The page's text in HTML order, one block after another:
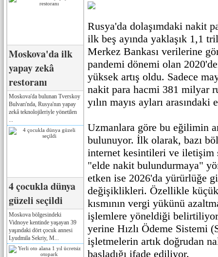
Moskova'da ilk
yapay zekâ
restoranı
Moskova'da bulunan Tverskoy
Bulvarı'nda, Rusya'nın yapay
zekâ teknolojileriyle yönetilen
4 çocukla dünya
güzeli seçildi
Moskova bölgesindeki
Vidnoye kentinde yaşayan 39
yaşındaki dört çocuk annesi
Lyudmila Sekriy, M...
Rusya'da dolaşımdaki nakit
ilk beş ayında yaklaşık 1,1
Merkez Bankası verilerine
pandemi dönemi olan
yüksek artış oldu. Sadece
nakit para hacmi 381 milyar
yılın mayıs ayları arasındaki
Uzmanlara göre bu eğilimin
bulunuyor. İlk olarak, bazı
internet kesintileri ve iletişim
"elde nakit bulundurmaya"
etken ise 2026'da yürürlüğe
değişiklikleri. Özellikle
kısmının vergi yükünü
işlemlere yöneldiği
yerine Hızlı Ödeme Sistemi
işletmelerin artık doğrudan
başladığı ifade ediliyor.